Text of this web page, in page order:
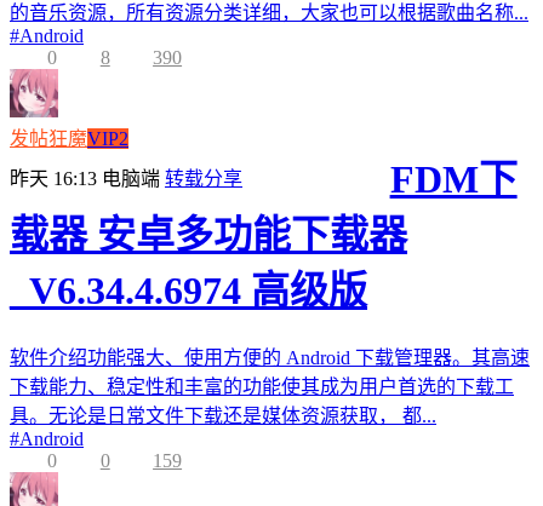
的音乐资源，所有资源分类详细，大家也可以根据歌曲名称...
#Android
0
8 390
发帖狂魔VIP2
昨天 16:13 电脑端 转载分享
FDM下
载器 安卓多功能下载器
_V6.34.4.6974 高级版
软件介绍功能强大、使用方便的 Android 下载管理器。其高速
下载能力、稳定性和丰富的功能使其成为用户首选的下载工
具。无论是日常文件下载还是媒体资源获取， 都...
#Android
0
0 159